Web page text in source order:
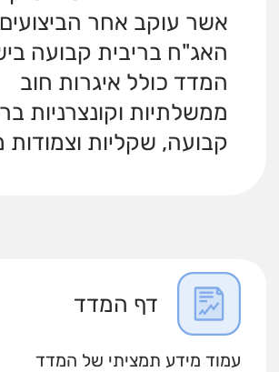
אשר עוקב אחר
האג"ח בריבית קבועה
המדד כולל איגרות חוב
ממשלתיות וקונצרניות
קבועה, שקליות וצמודות
דף המדד
עמוד מידע תמציתי של המדד